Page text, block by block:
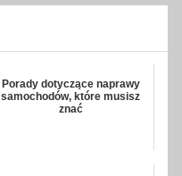
Porady dotyczące naprawy
samochodów, które musisz
znać